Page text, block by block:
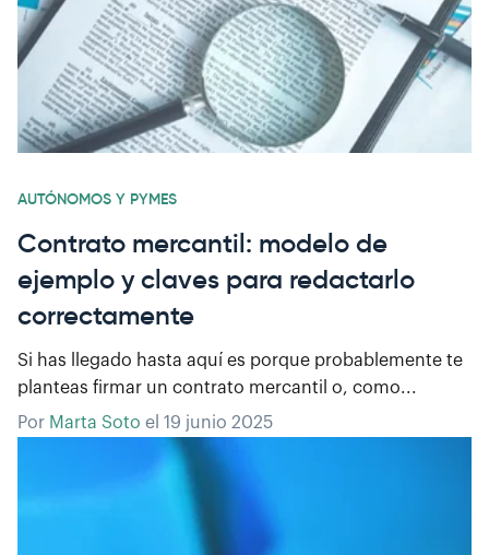
AUTÓNOMOS Y PYMES
Contrato mercantil: modelo de
ejemplo y claves para redactarlo
correctamente
Si has llegado hasta aquí es porque probablemente te
planteas firmar un contrato mercantil o, como...
Por Marta Soto el 19 junio 2025